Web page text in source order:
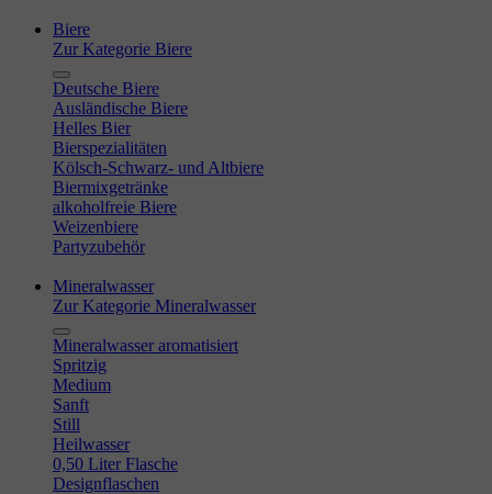
Biere
Zur Kategorie Biere
Deutsche Biere
Ausländische Biere
Helles Bier
Bierspezialitäten
Kölsch-Schwarz- und Altbiere
Biermixgetränke
alkoholfreie Biere
Weizenbiere
Partyzubehör
Mineralwasser
Zur Kategorie Mineralwasser
Mineralwasser aromatisiert
Spritzig
Medium
Sanft
Still
Heilwasser
0,50 Liter Flasche
Designflaschen